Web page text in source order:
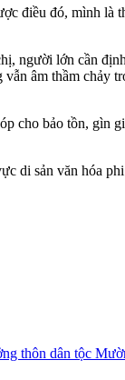
điều đó, mình là
người lớn cần
âm thầm chảy
cho bảo tồn, gìn
di sản văn hóa
thôn dân tộc